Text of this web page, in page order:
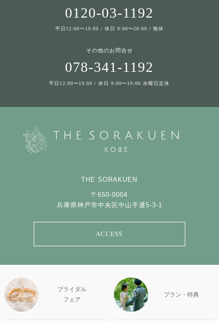
0120-03-1192
平日12:00〜19:00 / 休日 9:00〜20:00 / 無休
その他のお問合せ
078-341-1192
平日12:00〜19:00 / 休日 9:00〜19:00 水曜日定休
THE SORAKUEN
〒650-0004
兵庫県神戸市中央区中山手通5-3-1
ACCESS
ブライダル
フェア
プラン・特典